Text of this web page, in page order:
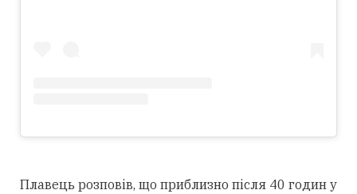
Плавець розповів, що приблизно після 40 годин у